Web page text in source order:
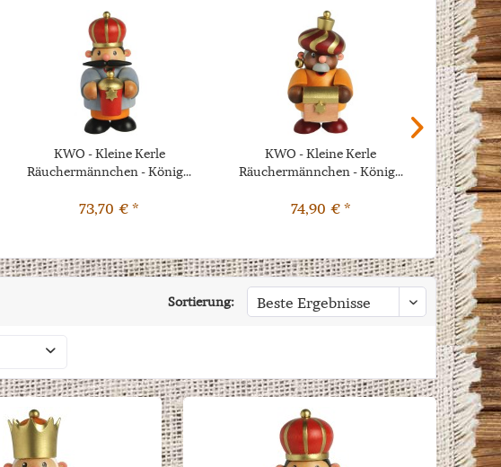
KWO - Kleine Kerle
Räuchermännchen - König...
73,70 € *
KWO - Kleine Kerle
Räuchermännchen - König...
74,90 € *
KWO
Sortierung: